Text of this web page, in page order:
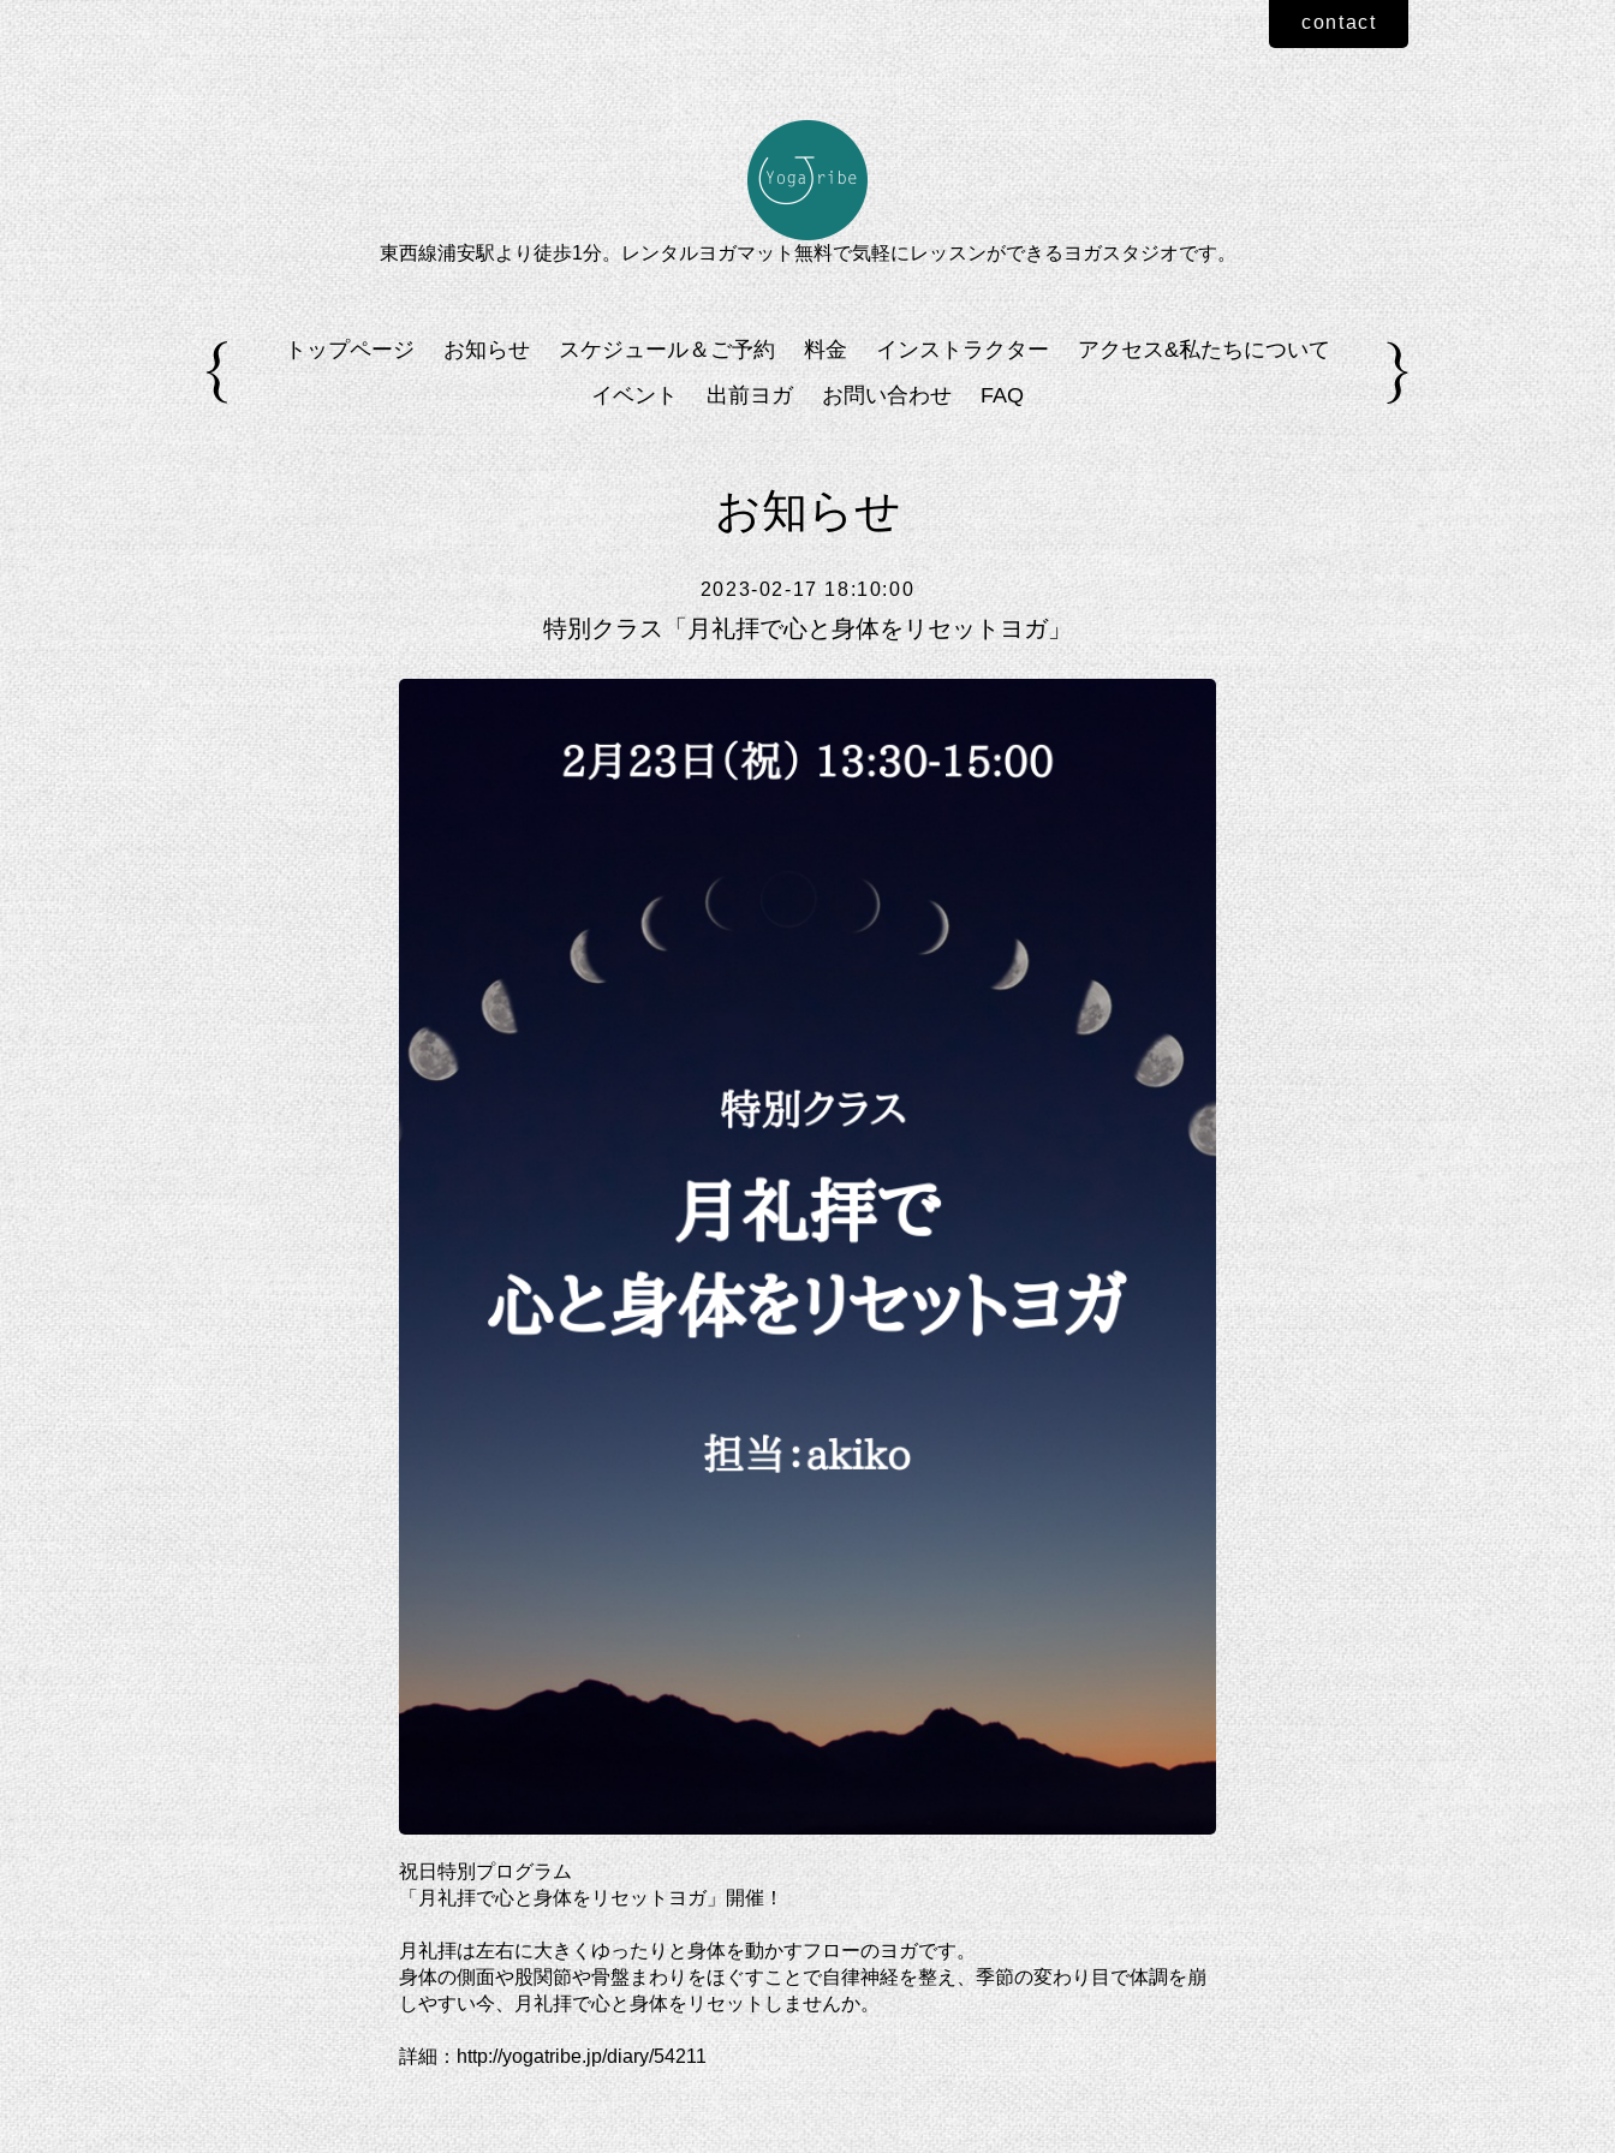
東西線浦安駅より徒歩1分。レンタルヨガマット無料で気軽にレッスンができるヨガスタジオです。
contact
トップページ お知らせ スケジュール＆ご予約 料金 インストラクター
アクセス&私たちについて
イベント
出前ヨガ お問い合わせ FAQ
お知らせ
2023-02-17 18:10:00
特別クラス「月礼拝で心と身体をリセットヨガ」
祝日特別プログラム
「月礼拝で心と身体をリセットヨガ」開催！
月礼拝は左右に大きくゆったりと身体を動かすフローのヨガです。
身体の側面や股関節や骨盤まわりをほぐすことで自律神経を整え、季節の変わり目で体調を崩
しやすい今、月礼拝で心と身体をリセットしませんか。
詳細：http://yogatribe.jp/diary/54211